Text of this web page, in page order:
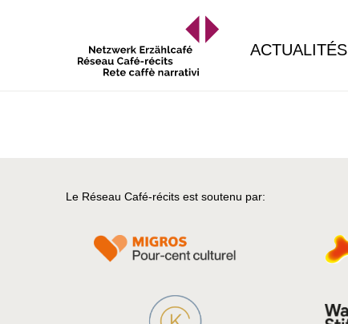
ACTUALITÉS
Le Réseau Café-récits est soutenu par: